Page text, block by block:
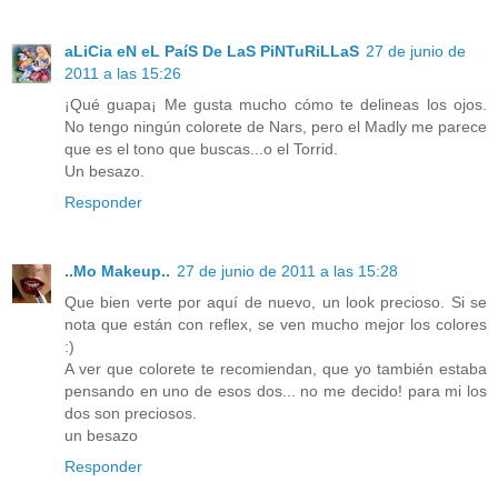
aLiCia eN eL PaíS De LaS PiNTuRiLLaS 27 de junio de
2011 a las 15:26
¡Qué guapa¡ Me gusta mucho cómo te delineas los ojos.
No tengo ningún colorete de Nars, pero el Madly me parece
que es el tono que buscas...o el Torrid.
Un besazo.
Responder
..Mo Makeup.. 27 de junio de 2011 a las 15:28
Que bien verte por aquí de nuevo, un look precioso. Si se
nota que están con reflex, se ven mucho mejor los colores
:)
A ver que colorete te recomiendan, que yo también estaba
pensando en uno de esos dos... no me decido! para mi los
dos son preciosos.
un besazo
Responder